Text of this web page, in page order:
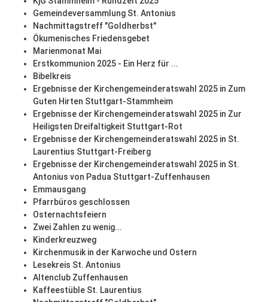
Gemeindeversammlung St. Antonius
Nachmittagstreff "Goldherbst"
Ökumenisches Friedensgebet
Marienmonat Mai
Erstkommunion 2025 - Ein Herz für ...
Bibelkreis
Ergebnisse der Kirchengemeinderatswahl 2025 in Zum
Guten Hirten Stuttgart-Stammheim
Ergebnisse der Kirchengemeinderatswahl 2025 in Zur
Heiligsten Dreifaltigkeit Stuttgart-Rot
Ergebnisse der Kirchengemeinderatswahl 2025 in St.
Laurentius Stuttgart-Freiberg
Ergebnisse der Kirchengemeinderatswahl 2025 in St.
Antonius von Padua Stuttgart-Zuffenhausen
Emmausgang
Pfarrbüros geschlossen
Osternachtsfeiern
Zwei Zahlen zu wenig...
Kinderkreuzweg
Kirchenmusik in der Karwoche und Ostern
Lesekreis St. Antonius
Altenclub Zuffenhausen
Kaffeestüble St. Laurentius